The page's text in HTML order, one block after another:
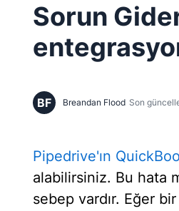
Sorun
BF Breandan Flood Son
Pipedrive'ın
alabilirsiniz. Bu hata
sebep vardır. Eğer